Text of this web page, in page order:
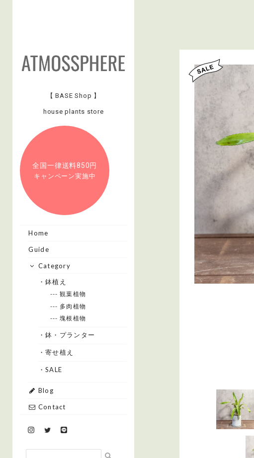
【 BASE Shop 】
house plants store
全国一律送料850円
キャンペーン実施中
Home
Guide
Category
・鉢植え
--- 観葉植物
--- 多肉植物
--- 塊根植物
・鉢・プランター
・寄せ植え
・SALE
Blog
Contact